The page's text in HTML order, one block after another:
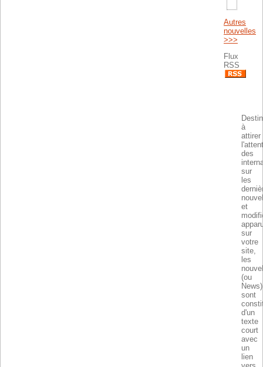
Autres
nouvelles
>>>
Flux
RSS
à
attirer
des
sur
les
et
sur
votre
site,
les
(ou
News)
sont
d'un
texte
court
avec
un
lien